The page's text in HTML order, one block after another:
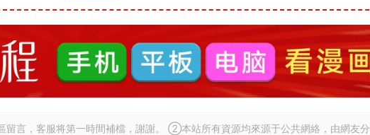
言，客服将第一時間補檔，謝謝。 ②本站所有資源均來源于公共網絡，由網友分